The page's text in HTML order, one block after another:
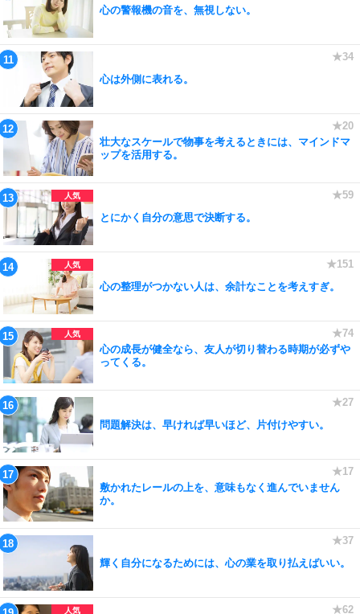
心の警報機の音を、無視しない。
心は外側に表れる。
壮大なスケールで物事を考えるときには、マインドマ
ップを活用する。
とにかく自分の意思で決断する。
心の整理がつかない人は、余計なことを考えすぎ。
心の成長が健全なら、友人が切り替わる時期が必ずや
ってくる。
問題解決は、早ければ早いほど、片付けやすい。
敷かれたレールの上を、意味もなく進んでいません
か。
輝く自分になるためには、心の業を取り払えばいい。